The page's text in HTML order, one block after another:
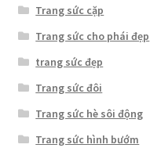
Trang sức cặp
Trang sức cho phái đẹp
trang sức đẹp
Trang sức đôi
Trang sức hè sôi động
Trang sức hình bướm